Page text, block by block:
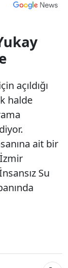
açıldığı
halde
ait bir
Su